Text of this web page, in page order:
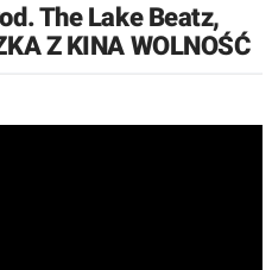
The Lake Beatz,
Z KINA WOLNOŚĆ